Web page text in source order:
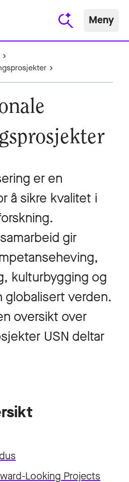
Meny
er en
å sikre kvalitet i
gir
kulturbygging og
globalisert verden.
oversikt over
USN deltar
Looking Projects